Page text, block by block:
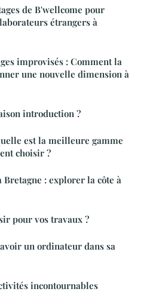
de B'wellcome pour
étrangers à
improvisés : Comment la
une nouvelle dimension à
introduction ?
choisir ?
: explorer la côte à
pour vos travaux ?
un ordinateur dans sa
incontournables